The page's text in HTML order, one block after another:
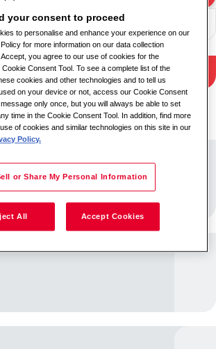
Resultaten filteren
in Bogota
DE SEGURIDAD
your consent to proceed
to personalise and enhance your experience on our
for more information on our data collection
you agree to our use of cookies for the
Consent Tool. To see a complete list of the
cookies and other technologies and to tell us
on your device or not, access our Cookie Consent
only once, but you will always be able to set
time in the Cookie Consent Tool. In addition, find more
of cookies and similar technologies on this site in our
Policy.
or Share My Personal Information
All Accept Cookies